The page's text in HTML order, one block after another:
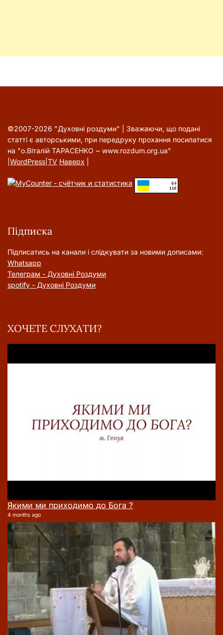
©2007-2026 "Духовні роздуми" | Зважаючи, що подані
статті є авторськими, при передруку прохання посилатися
на "о.Віталій ТАРАСЕНКО ~ www.rozdum.org.ua"
WordPress TV Наверх
Підписка
Підписатись на канали і слідкувати за новими дописами:
Whatsapp
Телеграм - Духовні Роздуми
spotify - Духовні Роздуми
ХОЧЕТЕ СЛУХАТИ?
Якими ми приходимо до Бога ?
4 months ago